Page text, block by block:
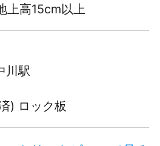
上高15cm以上
川駅
) ロック板